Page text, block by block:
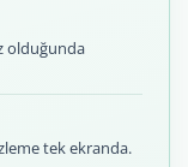
olduğunda
tek ekranda.